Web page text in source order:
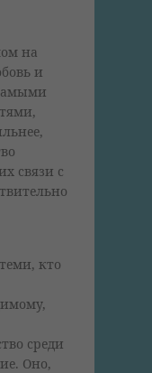
на
и
связи с
кто
среди
Оно,